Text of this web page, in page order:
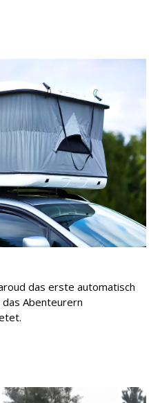
das erste automatisch
Abenteurern